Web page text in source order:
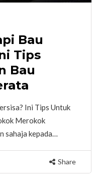
Bau
Tips
Bau
Ini Tips Untuk
Merokok
sahaja kepada…
Share